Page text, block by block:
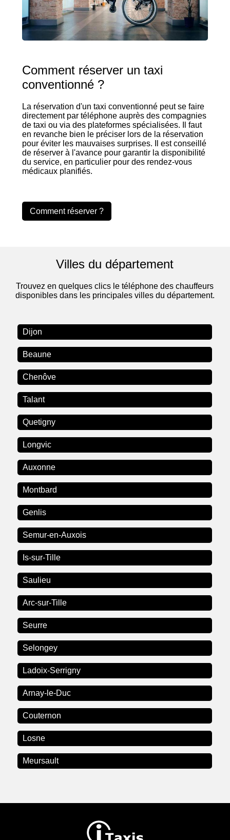
Comment réserver un taxi
conventionné ?
La réservation d'un taxi conventionné peut se faire
directement par téléphone auprès des compagnies
de taxi ou via des plateformes spécialisées. Il faut
en revanche bien le préciser lors de la réservation
pour éviter les mauvaises surprises. Il est conseillé
de réserver à l'avance pour garantir la disponibilité
du service, en particulier pour des rendez-vous
médicaux planifiés.
Comment réserver ?
Villes du département
Trouvez en quelques clics le téléphone des chauffeurs
disponibles dans les principales villes du département.
Dijon
Beaune
Chenôve
Talant
Quetigny
Longvic
Auxonne
Montbard
Genlis
Semur-en-Auxois
Is-sur-Tille
Saulieu
Arc-sur-Tille
Seurre
Selongey
Ladoix-Serrigny
Arnay-le-Duc
Couternon
Losne
Meursault